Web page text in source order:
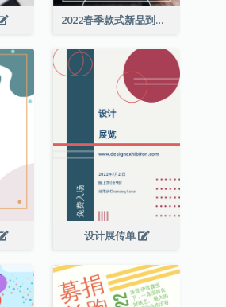
2022春季款式新品到店宣传单张
设计展传单